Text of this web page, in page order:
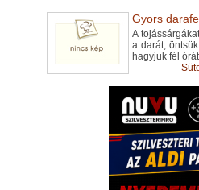
Gyors
A
a darát,
hagyjuk fél